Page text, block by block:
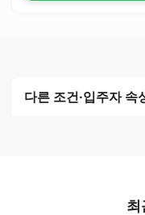
다른 조건·입주자 속
최